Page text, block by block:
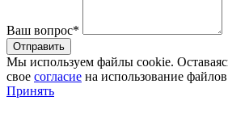
Ваш вопрос*
Мы используем файлы cookie.
свое согласие на использование
Принять